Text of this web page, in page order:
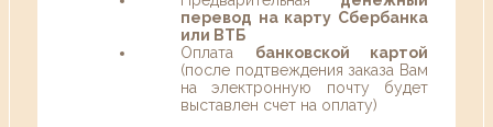
перевод на карту Сбербанка
или ВТБ
Оплата банковской картой
(после подтвеждения заказа Вам
на электронную почту будет
выставлен счет на оплату)